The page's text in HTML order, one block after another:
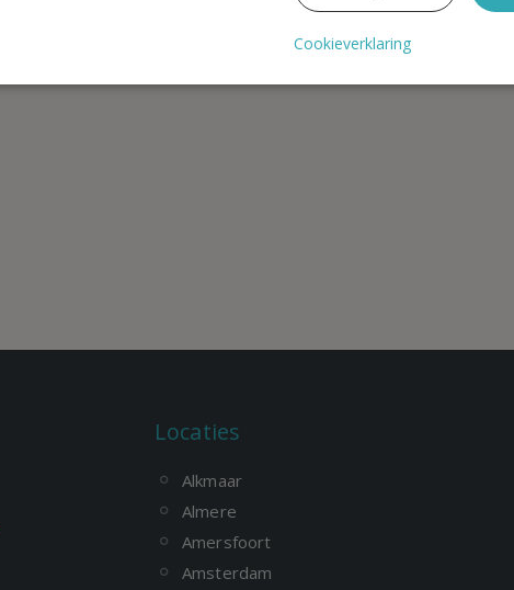
Locaties
Alkmaar
Almere
Amersfoort
Amsterdam
Cookieverklaring